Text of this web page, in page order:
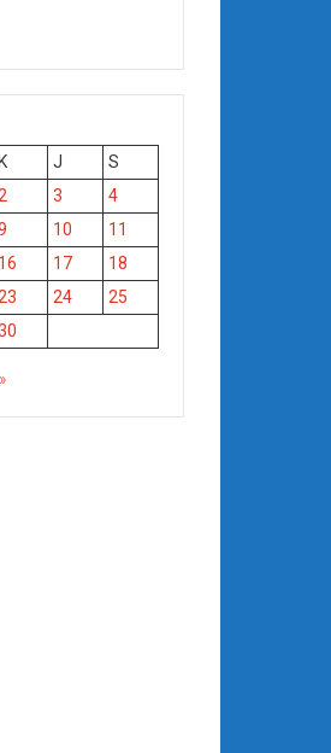
J
S
3
4
10
11
16 17
18
24
25